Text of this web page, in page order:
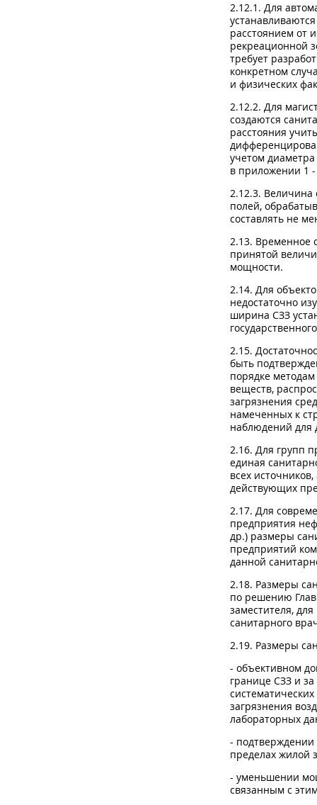
2.12.1. Для
расстоянием от
рекреационной
требует
конкретном
и физических
2.12.2. Для
создаются
расстояния
учетом
в приложении 1
2.12.3. Величина
полей,
составлять не
2.13. Временное
принятой
мощности.
2.14. Для
недостаточно
ширина СЗЗ
2.15.
быть
порядке
веществ,
загрязнения
намеченных к
наблюдений для
2.16. Для групп
единая
всех
действующих
2.17. Для
предприятия
др.) размеры
предприятий
данной
2.18. Размеры
по решению
заместителя,
санитарного
2.19. Размеры
- объективном
границе СЗЗ и
загрязнения
лабораторных
-
пределах жилой
- уменьшении
связанным с